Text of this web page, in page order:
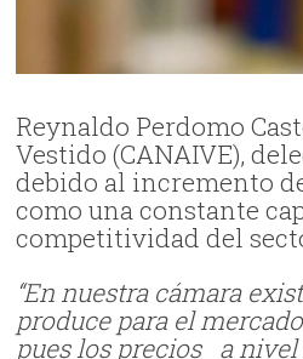
Reynaldo Perdomo
Vestido (CANAIVE),
debido al incremento
como una constante
competitividad del
“En nuestra cámara
produce para el
pues los precios a nivel